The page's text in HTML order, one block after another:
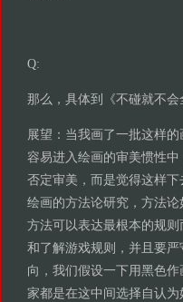
Q:
那么，具体到《不碰就不
展望：当我画了一批这样
容易进入绘画的审美惯性
否定审美，而是觉得这样
绘画的方法论研究，方法
方法可以表达最根本的规
和了解游戏规则，并且要
向，我们假设一下用黑色
家都是在这中间选择自认